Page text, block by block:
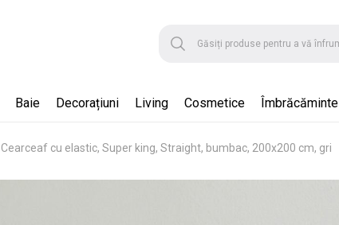
Baie Decorațiuni Living Cosmetice Îmbrăcăminte
Cearceaf cu elastic, Super king, Straight, bumbac, 200x200 cm, gri